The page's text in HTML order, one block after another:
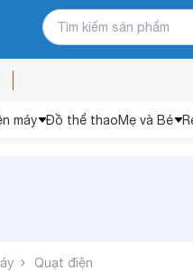
máy Đồ thể thaoMẹ và Bé
Quạt điện